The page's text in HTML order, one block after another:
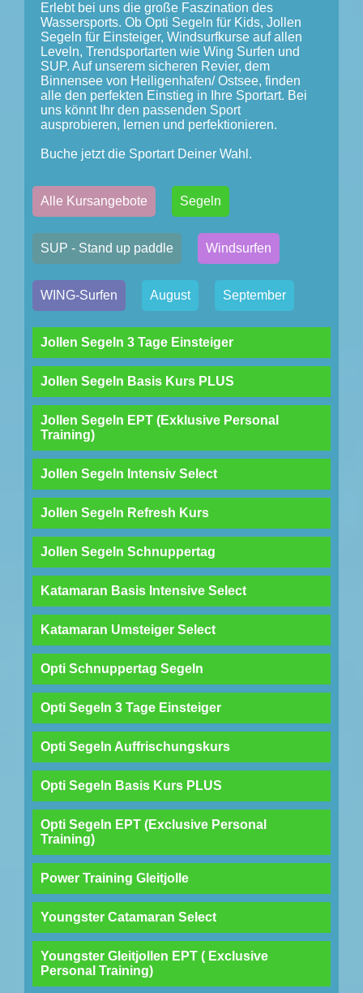
Erlebt bei uns die große Faszination des
Wassersports. Ob Opti Segeln für Kids, Jollen
Segeln für Einsteiger, Windsurfkurse auf allen
Leveln, Trendsportarten wie Wing Surfen und
SUP. Auf unserem sicheren Revier, dem
Binnensee von Heiligenhafen/ Ostsee, finden
alle den perfekten Einstieg in Ihre Sportart. Bei
uns könnt Ihr den passenden Sport
ausprobieren, lernen und perfektionieren.
Buche jetzt die Sportart Deiner Wahl.
Alle Kursangebote Segeln
SUP - Stand up paddle Windsurfen
WING-Surfen August September
Jollen Segeln 3 Tage Einsteiger
Jollen Segeln Basis Kurs PLUS
Jollen Segeln EPT (Exklusive Personal
Training)
Jollen Segeln Intensiv Select
Jollen Segeln Refresh Kurs
Jollen Segeln Schnuppertag
Katamaran Basis Intensive Select
Katamaran Umsteiger Select
Opti Schnuppertag Segeln
Opti Segeln 3 Tage Einsteiger
Opti Segeln Auffrischungskurs
Opti Segeln Basis Kurs PLUS
Opti Segeln EPT (Exclusive Personal
Training)
Power Training Gleitjolle
Youngster Catamaran Select
Youngster Gleitjollen EPT ( Exclusive
Personal Training)